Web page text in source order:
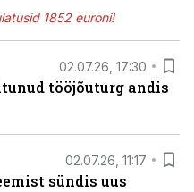
1852 euroni!
02.07.26, 17:30
tööjõuturg andis
02.07.26, 11:17
sündis uus